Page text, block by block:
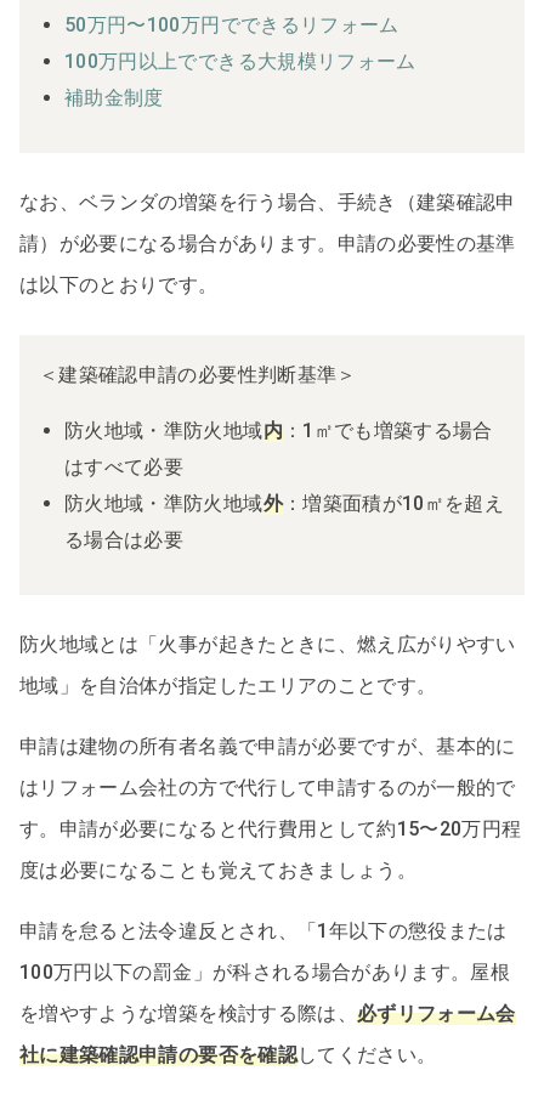
50万円〜100万円でできるリフォーム
100万円以上でできる大規模リフォーム
補助金制度
なお、ベランダの増築を行う場合、手続き（建築確認申
請）が必要になる場合があります。申請の必要性の基準
は以下のとおりです。
＜建築確認申請の必要性判断基準＞
防火地域・準防火地域内：1㎡でも増築する場合
はすべて必要
防火地域・準防火地域外：増築面積が10㎡を超え
る場合は必要
防火地域とは「火事が起きたときに、燃え広がりやすい
地域」を自治体が指定したエリアのことです。
申請は建物の所有者名義で申請が必要ですが、基本的に
はリフォーム会社の方で代行して申請するのが一般的で
す。申請が必要になると代行費用として約15〜20万円程
度は必要になることも覚えておきましょう。
申請を怠ると法令違反とされ、「1年以下の懲役または
100万円以下の罰金」が科される場合があります。屋根
を増やすような増築を検討する際は、 必ずリフォーム会
社に建築確認申請の要否を確認してください。